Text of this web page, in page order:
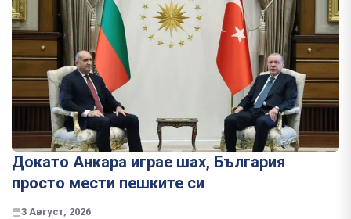
Докато Анкара играе шах, България
просто мести пешките си
3 Август, 2026